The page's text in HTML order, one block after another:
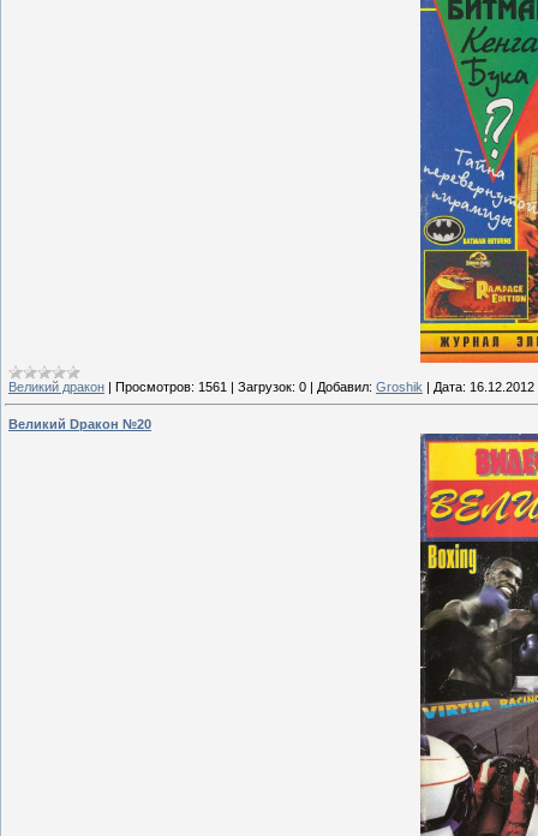
Великий дракон | Просмотров: 1561 | Загрузок: 0 | Добавил: Groshik | Дата: 16.12.2012
Великий Dракон №20